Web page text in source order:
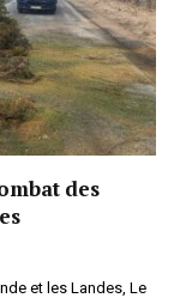
des
et les Landes, Le